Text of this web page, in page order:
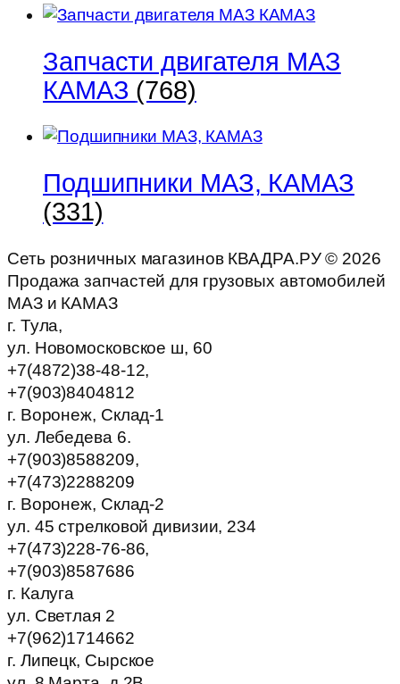
Запчасти двигателя МАЗ
КАМАЗ (768)
Подшипники МАЗ, КАМАЗ
(331)
Сеть розничных магазинов КВАДРА.РУ © 2026
Продажа запчастей для грузовых автомобилей
МАЗ и КАМАЗ
г. Тула,
ул. Новомосковское ш, 60
+7(4872)38-48-12,
+7(903)8404812
г. Воронеж, Склад-1
ул. Лебедева 6.
+7(903)8588209,
+7(473)2288209
г. Воронеж, Склад-2
ул. 45 стрелковой дивизии, 234
+7(473)228-76-86,
+7(903)8587686
г. Калуга
ул. Светлая 2
+7(962)1714662
г. Липецк, Сырское